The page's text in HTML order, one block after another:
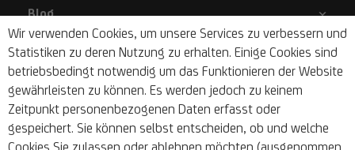
Wir verwenden Cookies, um unsere Services zu verbessern und
Statistiken zu deren Nutzung zu erhalten. Einige Cookies sind
betriebsbedingt notwendig um das Funktionieren der Website
gewährleisten zu können. Es werden jedoch zu keinem
Zeitpunkt personenbezogenen Daten erfasst oder
gespeichert. Sie können selbst entscheiden, ob und welche
Cookies Sie zulassen oder ablehnen möchten (ausgenommen
Blog
Nachhaltigkeit
Barrierefrei